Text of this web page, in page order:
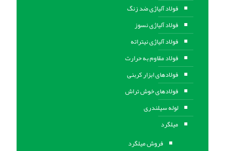
فولاد آلیاژی ضد زنگ
فولاد آلیاژی نسوز
فولاد آلیاژی نیتراته
فولاد مقاوم به حرارت
فولادهای ابزار کربنی
فولادهای خوش تراش
لوله سیلندری
میلگرد
فروش میلگرد